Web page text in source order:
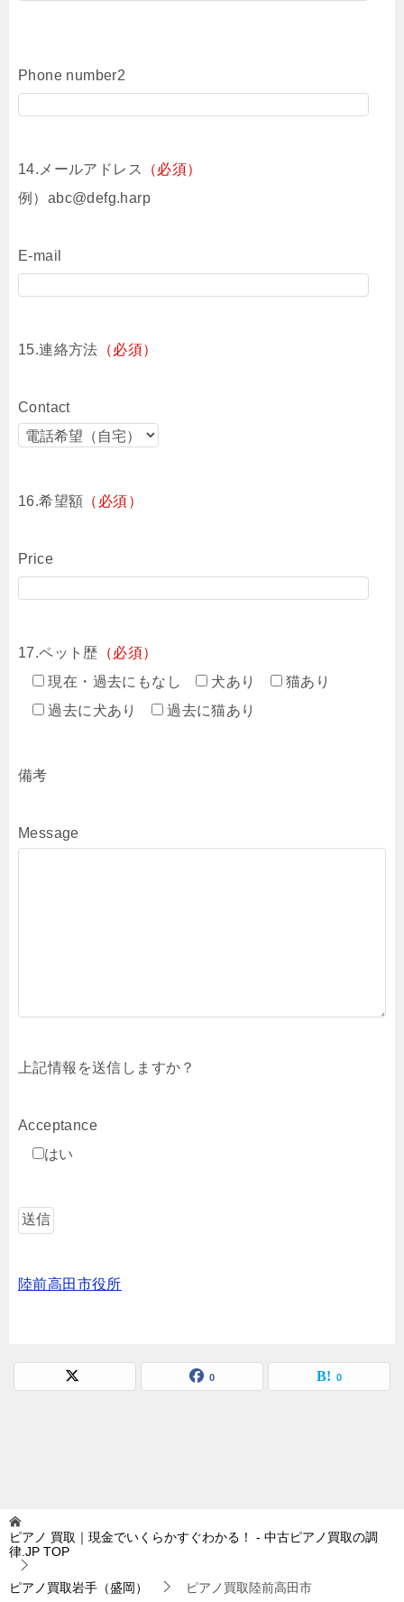
Phone number2
14.メールアドレス
（必須）
例）abc@defg.harp
E-mail
15.連絡方法 （必須）
Contact
16.希望額 （必須）
Price
17.ペット歴 （必須）
現在・過去にもなし
犬あり
猫あり
過去に犬あり
過去に猫あり
備考
Message
上記情報を送信しますか？
Acceptance
はい
陸前高田市役所
0 0
ピアノ 買取｜現金でいくらかすぐわかる！ - 中古ピアノ買取の調
律.JP TOP
ピアノ買取岩手（盛岡） ピアノ買取陸前高田市